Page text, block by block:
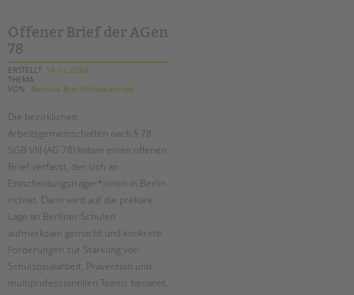
PROFIL | LEITBILD
Bereiche im Überblick
Kinder- und Jugendschutz
Unsere Videos
Gesellschafter VdK
schoolcoach BTL
tandem international
KARRIERE
Stellenangebote
tandem als Arbeitgeberin
NEWS/BLOG
unkuerzbar
teamgeist
durch
Offener Brief der AGen
78
ERSTELLT 16.12.2024
THEMA
VON
Barbara Brecht-Hadraschek
Die bezirklichen
Arbeitsgemeinschaften nach § 78
SGB VIII (AG 78) haben einen offenen
Brief verfasst, der sich an
Entscheidungsträger*innen in Berlin
richtet. Darin wird auf die prekäre
Lage an Berliner Schulen
aufmerksam gemacht und konkrete
Forderungen zur Stärkung von
Schulsozialarbeit, Prävention und
multiprofessionellen Teams benannt.